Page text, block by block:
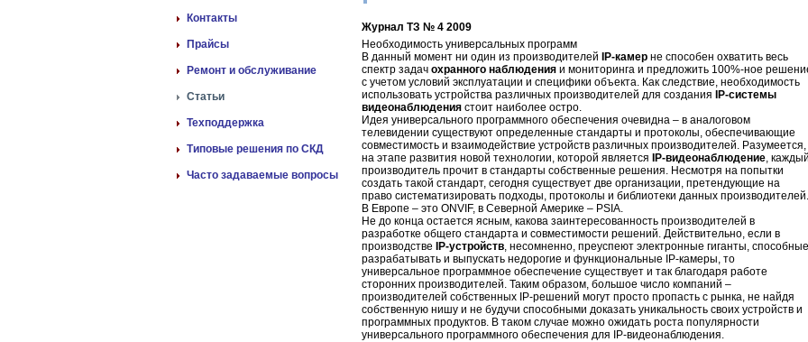
Контакты
Прайсы
Ремонт и обслуживание
Статьи
Техподдержка
Типовые решения по СКД
Часто задаваемые вопросы
Журнал ТЗ № 4 2009
Необходимость универсальных программ
В данный момент ни один из производителей
IP-камер не способен охватить весь
спектр задач охранного наблюдения и мониторинга и предложить 100%-ное
с учетом условий эксплуатации и специфики объекта. Как следствие, необходимость
использовать устройства различных производителей для создания
IP-системы
видеонаблюдения стоит наиболее остро.
Идея универсального программного обеспечения очевидна – в аналоговом
телевидении существуют определенные стандарты и протоколы, обеспечивающие
совместимость и взаимодействие устройств различных производителей. Разумеется,
на этапе развития новой технологии, которой является
IP-видеонаблюдение,
производитель прочит в стандарты собственные решения. Несмотря на попытки
создать такой стандарт, сегодня существует две организации, претендующие на
право систематизировать подходы, протоколы и библиотеки данных производителей.
В Европе – это ONVIF, в Северной Америке – PSIA.
Не до конца остается ясным, какова заинтересованность производителей в
разработке общего стандарта и совместимости решений. Действительно, если в
производстве IP-устройств, несомненно, преуспеют электронные гиганты, способные
разрабатывать и выпускать недорогие и функциональные IP-камеры, то
универсальное программное обеспечение существует и так благодаря работе
сторонних производителей. Таким образом, большое число компаний –
производителей собственных IP-решений могут просто пропасть с рынка, не найдя
собственную нишу и не будучи способными доказать уникальность своих устройств и
программных продуктов. В таком случае можно ожидать роста популярности
универсального программного обеспечения для IP-видеонаблюдения.